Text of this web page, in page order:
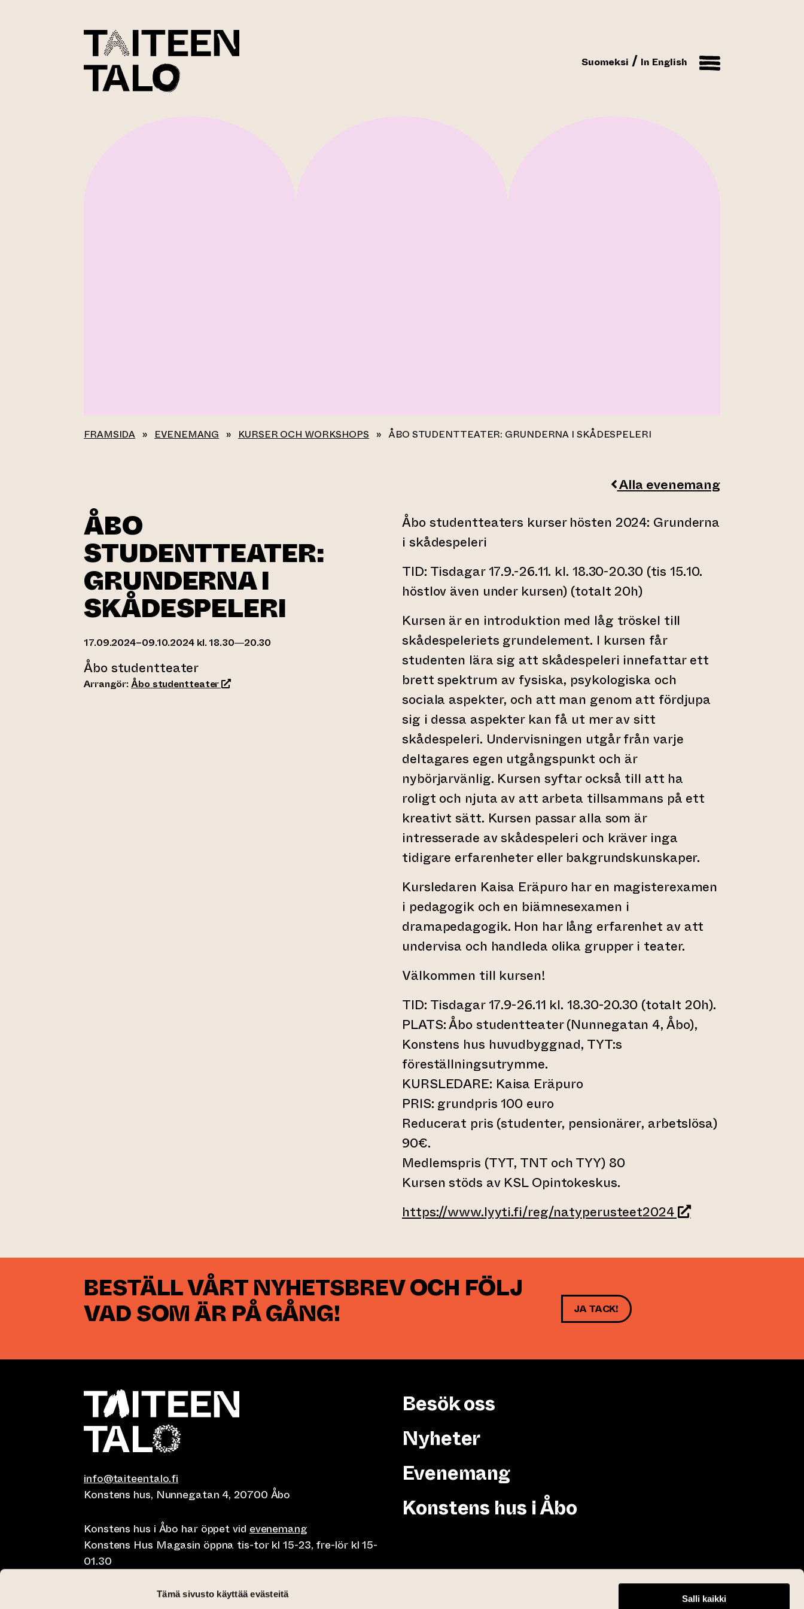
Tämä sivusto käyttää evästeitä
Salli kaikki
Suomeksi In English
FRAMSIDA » EVENEMANG » KURSER OCH WORKSHOPS » ÅBO STUDENTTEATER: GRUNDERNA I SKÅDESPELERI
Alla evenemang
ÅBO
STUDENTTEATER:
GRUNDERNA I
SKÅDESPELERI
17.09.2024–09.10.2024 kl. 18.30—20.30
Åbo studentteater
Arrangör:Åbo studentteater(leder till annan webbtjänst)
Åbo studentteaters kurser hösten 2024: Grunderna
i skådespeleri
TID: Tisdagar 17.9.-26.11. kl. 18.30-20.30 (tis 15.10.
höstlov även under kursen) (totalt 20h)
Kursen är en introduktion med låg tröskel till
skådespeleriets grundelement. I kursen får
studenten lära sig att skådespeleri innefattar ett
brett spektrum av fysiska, psykologiska och
sociala aspekter, och att man genom att fördjupa
sig i dessa aspekter kan få ut mer av sitt
skådespeleri. Undervisningen utgår från varje
deltagares egen utgångspunkt och är
nybörjarvänlig. Kursen syftar också till att ha
roligt och njuta av att arbeta tillsammans på ett
kreativt sätt. Kursen passar alla som är
intresserade av skådespeleri och kräver inga
tidigare erfarenheter eller bakgrundskunskaper.
Kursledaren Kaisa Eräpuro har en magisterexamen
i pedagogik och en biämnesexamen i
dramapedagogik. Hon har lång erfarenhet av att
undervisa och handleda olika grupper i teater.
Välkommen till kursen!
TID: Tisdagar 17.9-26.11 kl. 18.30-20.30 (totalt 20h).
PLATS: Åbo studentteater (Nunnegatan 4, Åbo),
Konstens hus huvudbyggnad, TYT:s
föreställningsutrymme.
KURSLEDARE: Kaisa Eräpuro
PRIS: grundpris 100 euro
Reducerat pris (studenter, pensionärer, arbetslösa)
90€.
Medlemspris (TYT, TNT och TYY) 80
Kursen stöds av KSL Opintokeskus.
https://www.lyyti.fi/reg/natyperusteet2024(leder till annan
BESTÄLL VÅRT NYHETSBREV OCH FÖLJ
VAD SOM ÄR PÅ GÅNG!
JA TACK!
info@taiteentalo.fi
Konstens hus, Nunnegatan 4, 20700 Åbo
Konstens hus i Åbo har öppet vid evenemang
Konstens Hus Magasin öppna tis-tor kl 15-23, fre-lör kl 15-
01.30
Café Elephanten sön-mån 10-20, tis-tor klo 10-23, fre-lör klo
Besök oss
Nyheter
Evenemang
Konstens hus i Åbo